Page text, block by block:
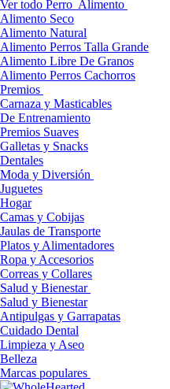
Ver todo Perro Alimento
Alimento Seco
Alimento Natural
Alimento Perros Talla Grande
Alimento Libre De Granos
Alimento Perros Cachorros
Premios
Carnaza y Masticables
De Entrenamiento
Premios Suaves
Galletas y Snacks
Dentales
Moda y Diversión
Juguetes
Hogar
Camas y Cobijas
Jaulas de Transporte
Platos y Alimentadores
Ropa y Accesorios
Correas y Collares
Salud y Bienestar
Salud y Bienestar
Antipulgas y Garrapatas
Cuidado Dental
Limpieza y Aseo
Belleza
Marcas populares